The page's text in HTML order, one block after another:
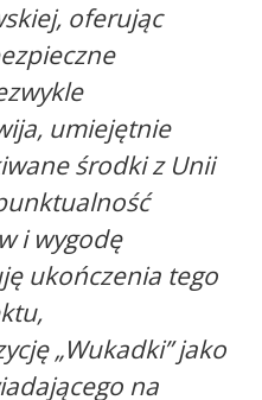
oferując
umiejętnie
środki z Unii
i wygodę
ukończenia tego
„Wukadki” jako
na